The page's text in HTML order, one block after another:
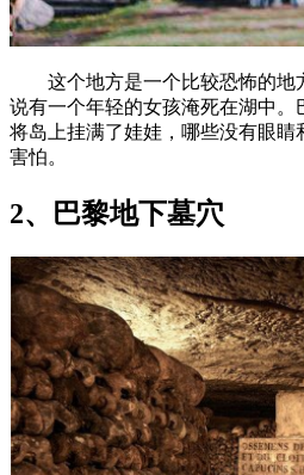
这个地方是一个比较恐怖的地
说有一个年轻的女孩淹死在湖中
将岛上挂满了娃娃，哪些没有眼
害怕。
2、巴黎地下墓穴